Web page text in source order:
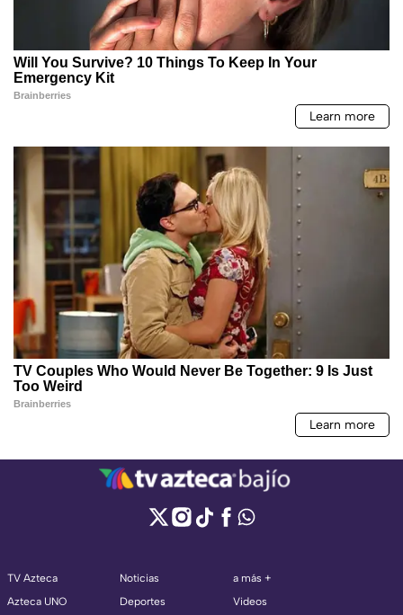
TV Azteca
Azteca UNO
Noticias
Deportes
a más +
Videos